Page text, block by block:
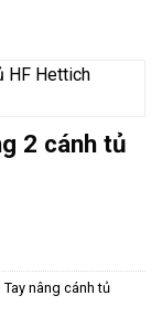
2 cánh tủ
Tay nâng cánh tủ